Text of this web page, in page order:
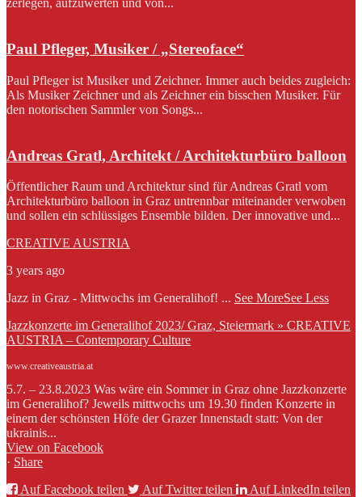
zerlegen, aufzuwerten und von...
Paul Pfleger, Musiker / „Stereoface“
Paul Pfleger ist Musiker und Zeichner. Immer auch beides zugleich:
Als Musiker Zeichner und als Zeichner ein bisschen Musiker. Für
den notorischen Sammler von Songs...
Andreas Gratl, Architekt / Architekturbüro balloon
Öffentlicher Raum und Architektur sind für Andreas Gratl vom
Architekturbüro balloon in Graz untrennbar miteinander verwoben
und sollen ein schlüssiges Ensemble bilden. Der innovative und...
CREATIVE AUSTRIA
3 years ago
Jazz in Graz - Mittwochs im Generalihof! ... See MoreSee Less
Jazzkonzerte im Generalihof 2023/ Graz, Steiermark » CREATIVE
AUSTRIA – Contemporary Culture
www.creativeaustria.at
5.7. – 23.8.2023 Was wäre ein Sommer in Graz ohne Jazzkonzerte
im Generalihof? Jeweils mittwochs um 19.30 finden Konzerte in
einem der schönsten Höfe der Grazer Innenstadt statt: Von der
ukrainis...
View on Facebook
· Share
Auf Facebook teilen
Auf Twitter teilen
Auf LinkedIn teilen